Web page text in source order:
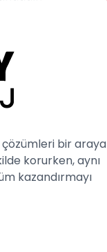
çözümleri bir araya
korurken, aynı
kazandırmayı